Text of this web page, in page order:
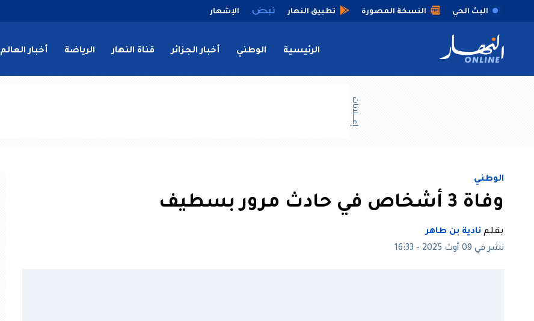
البث الحي النسخة المصورة تطبيق النهار الإشهار
الرئيسية الوطني أخبار الجزائر قناة النهار الرياضة أخبار العالم
إعــــلانات
الوطني
وفاة 3 أشخاص في حادث مرور بسطيف
بقلم نادية بن طاهر
نشر في 09 أوت 2025 - 16:33